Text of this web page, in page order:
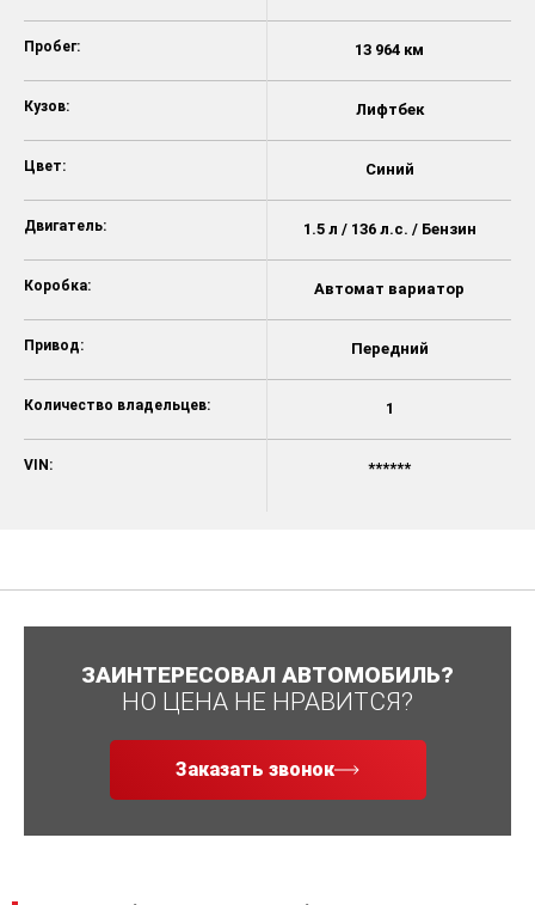
Пробег:
Кузов:
Цвет:
Двигатель:
Коробка:
Привод:
Количество владельцев:
VIN:
13 964 км
Лифтбек
Синий
1.5 л / 136 л.с. / Бензин
Автомат вариатор
Передний
1
******
ЗАИНТЕРЕСОВАЛ АВТОМОБИЛЬ?
НО ЦЕНА НЕ НРАВИТСЯ?
Заказать звонок